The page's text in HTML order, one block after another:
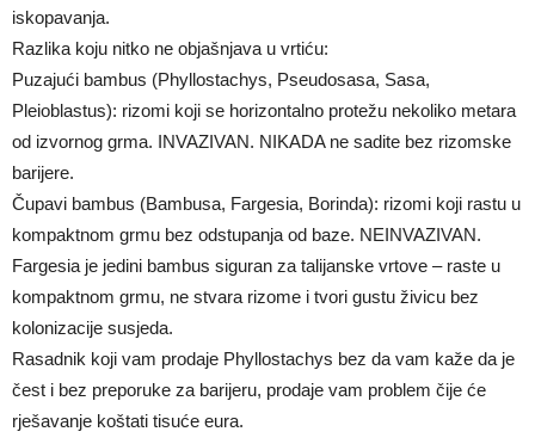
iskopavanja.
Razlika koju nitko ne objašnjava u vrtiću:
Puzajući bambus (Phyllostachys, Pseudosasa, Sasa,
Pleioblastus): rizomi koji se horizontalno protežu nekoliko metara
od izvornog grma. INVAZIVAN. NIKADA ne sadite bez rizomske
barijere.
Čupavi bambus (Bambusa, Fargesia, Borinda): rizomi koji rastu u
kompaktnom grmu bez odstupanja od baze. NEINVAZIVAN.
Fargesia je jedini bambus siguran za talijanske vrtove – raste u
kompaktnom grmu, ne stvara rizome i tvori gustu živicu bez
kolonizacije susjeda.
Rasadnik koji vam prodaje Phyllostachys bez da vam kaže da je
čest i bez preporuke za barijeru, prodaje vam problem čije će
rješavanje koštati tisuće eura.